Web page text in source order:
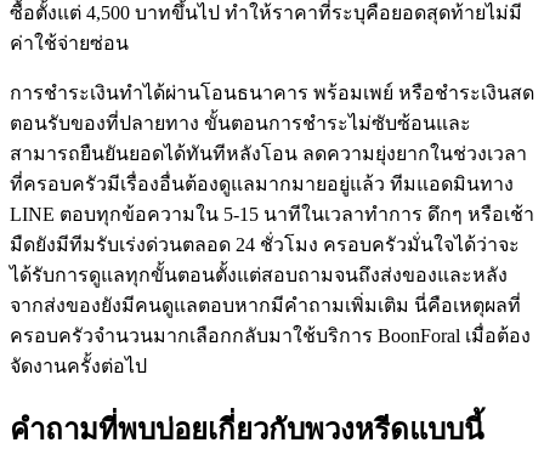
ซื้อตั้งแต่ 4,500 บาทขึ้นไป ทำให้ราคาที่ระบุคือยอดสุดท้ายไม่มี
ค่าใช้จ่ายซ่อน
การชำระเงินทำได้ผ่านโอนธนาคาร พร้อมเพย์ หรือชำระเงินสด
ตอนรับของที่ปลายทาง ขั้นตอนการชำระไม่ซับซ้อนและ
สามารถยืนยันยอดได้ทันทีหลังโอน ลดความยุ่งยากในช่วงเวลา
ที่ครอบครัวมีเรื่องอื่นต้องดูแลมากมายอยู่แล้ว ทีมแอดมินทาง
LINE ตอบทุกข้อความใน 5-15 นาทีในเวลาทำการ ดึกๆ หรือเช้า
มืดยังมีทีมรับเร่งด่วนตลอด 24 ชั่วโมง ครอบครัวมั่นใจได้ว่าจะ
ได้รับการดูแลทุกขั้นตอนตั้งแต่สอบถามจนถึงส่งของและหลัง
จากส่งของยังมีคนดูแลตอบหากมีคำถามเพิ่มเติม นี่คือเหตุผลที่
ครอบครัวจำนวนมากเลือกกลับมาใช้บริการ BoonForal เมื่อต้อง
จัดงานครั้งต่อไป
คำถามที่พบบ่อยเกี่ยวกับพวงหรีดแบบนี้